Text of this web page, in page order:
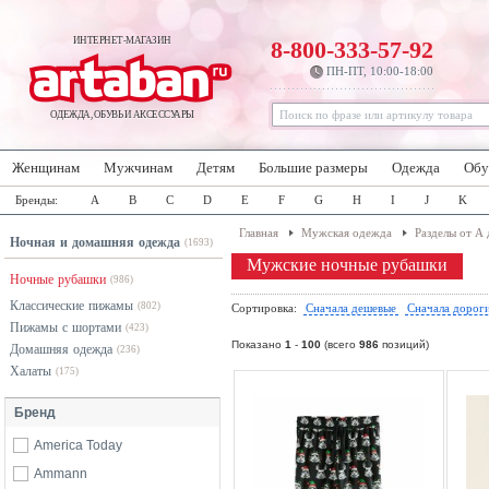
ИНТЕРНЕТ-МАГАЗИН
ОДЕЖДА, ОБУВЬ И АКСЕССУАРЫ
8-800-333-57-92
ПН-ПТ, 10:00-18:00
Женщинам Мужчинам Детям Большие размеры Одежда
Бренды: A B C D E F G H I J K
Ночная и домашняя одежда (1693)
Ночные рубашки (986)
Классические пижамы (802)
Пижамы с шортами (423)
Домашняя одежда (236)
Халаты (175)
Бренд
America Today
Ammann
Главная Мужская одежда Разделы от А
Мужские ночные рубашки
Сортировка: Сначала дешевые Сначала
Показано 1 - 100 (всего 986 позиций)